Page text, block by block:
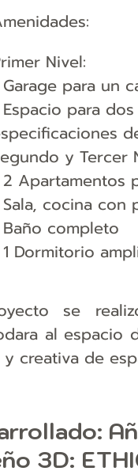
Nivel:
para un
para
y Tercer
Apartamentos
cocina con
completo
Dormitorio
se
al espacio
:
3D: